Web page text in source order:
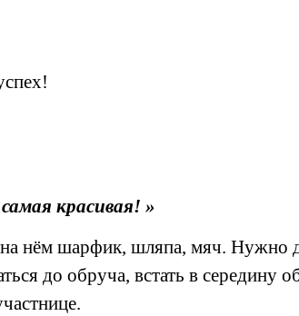
красивая! »
нём шарфик, шляпа, мяч. Нужно
до обруча, встать в середину